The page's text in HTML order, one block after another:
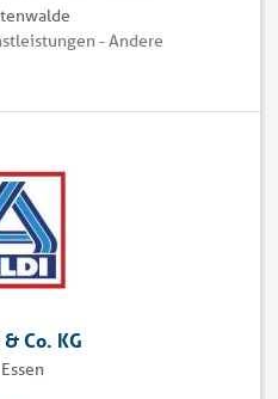
- Andere
Co. KG
Essen